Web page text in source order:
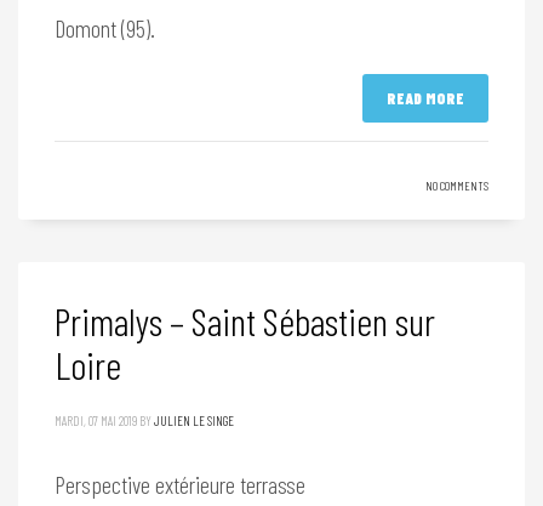
Domont (95).
READ MORE
NO COMMENTS
Primalys – Saint Sébastien sur
Loire
MARDI, 07 MAI 2019 BY JULIEN LE SINGE
Perspective extérieure terrasse